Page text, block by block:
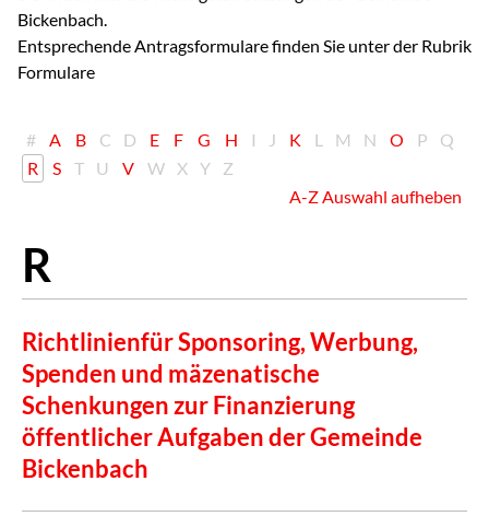
Bickenbach.
Entsprechende Antragsformulare finden Sie unter der Rubrik
Formulare
# A B C D E F G H I J K L M N O P
Q
R
S T U V W X Y
Z
A-Z Auswahl aufheben
Richtlinienfür Sponsoring, Werbung,
Spenden und mäzenatische
Schenkungen zur Finanzierung
öffentlicher Aufgaben der Gemeinde
Bickenbach